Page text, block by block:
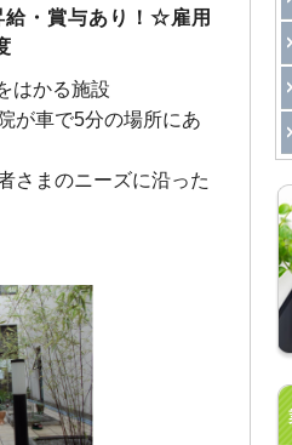
給・賞与あり！☆雇用
はかる施設
が車で5分の場所にあ
さまのニーズに沿った